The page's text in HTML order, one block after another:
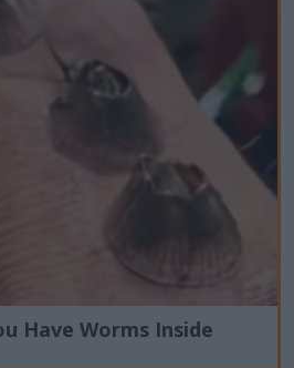
Have Worms Inside